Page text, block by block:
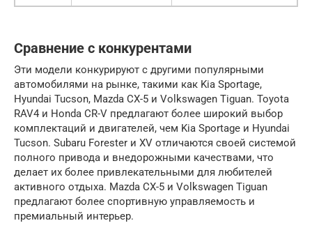
Сравнение с конкурентами
Эти модели конкурируют с другими популярными
автомобилями на рынке, такими как Kia Sportage,
Hyundai Tucson, Mazda CX-5 и Volkswagen Tiguan. Toyota
RAV4 и Honda CR-V предлагают более широкий выбор
комплектаций и двигателей, чем Kia Sportage и Hyundai
Tucson. Subaru Forester и XV отличаются своей системой
полного привода и внедорожными качествами, что
делает их более привлекательными для любителей
активного отдыха. Mazda CX-5 и Volkswagen Tiguan
предлагают более спортивную управляемость и
премиальный интерьер.